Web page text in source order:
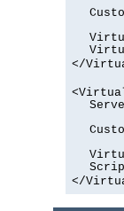
</
</